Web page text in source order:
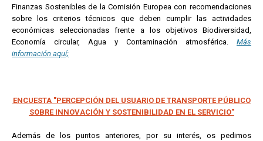
Finanzas Sostenibles de la Comisión Europea con recomendaciones
sobre los criterios técnicos que deben cumplir las actividades
económicas seleccionadas frente a los objetivos Biodiversidad,
Economía circular, Agua y Contaminación atmosférica. Más
información aquí;
ENCUESTA "PERCEPCIÓN DEL USUARIO DE TRANSPORTE PÚBLICO
SOBRE INNOVACIÓN Y SOSTENIBILIDAD EN EL SERVICIO"
Además de los puntos anteriores, por su interés, os pedimos